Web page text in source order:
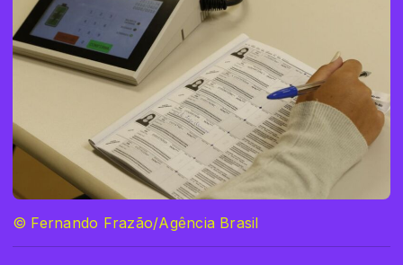
© Fernando Frazão/Agência Brasil